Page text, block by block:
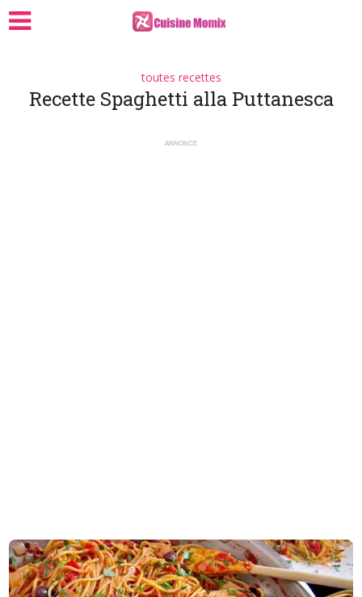
toutes recettes
Recette Spaghetti alla Puttanesca
ANNONCE